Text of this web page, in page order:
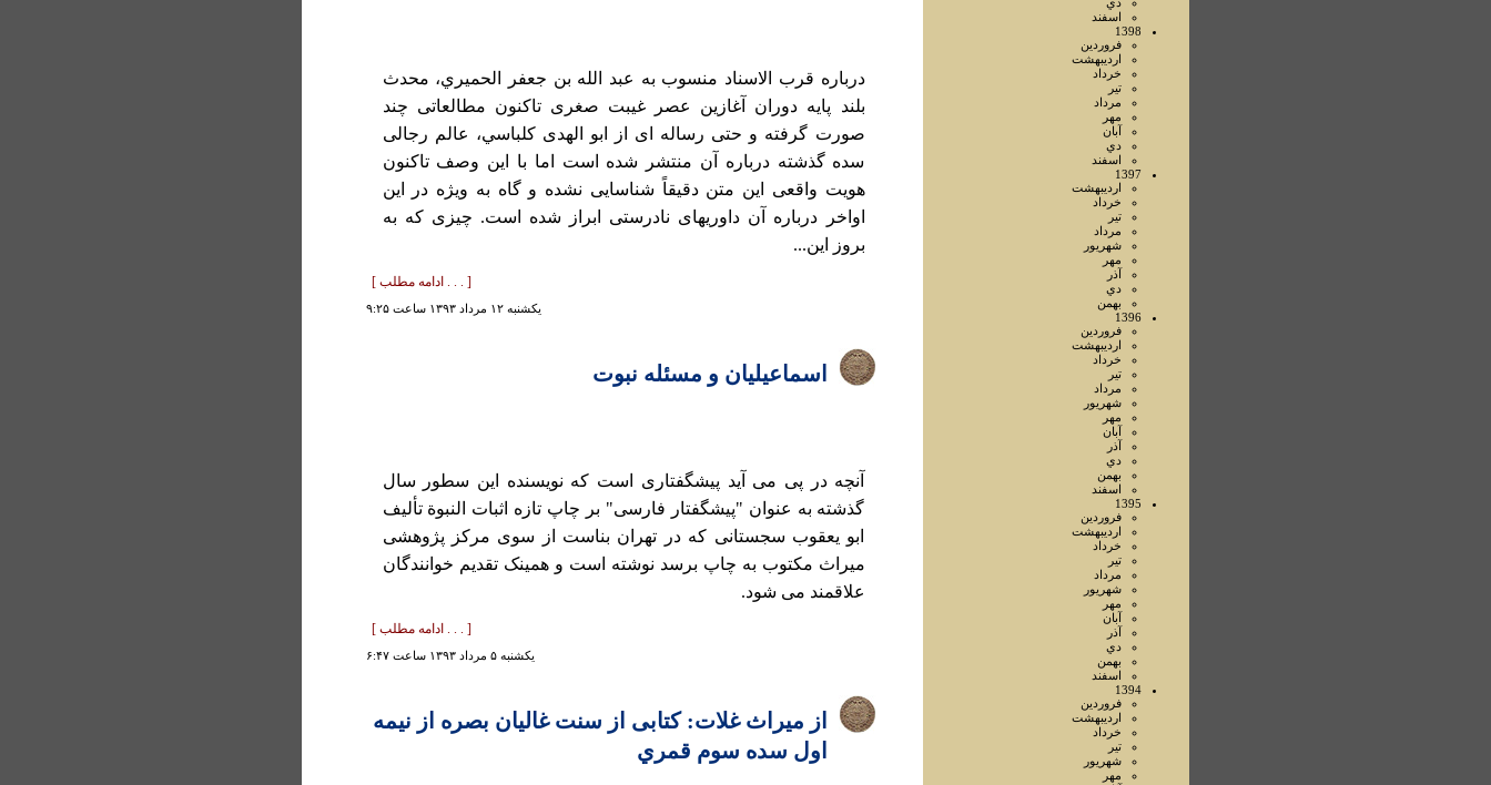
اسفند
1398
فروردين
ارديبهشت
خرداد
تير
مرداد
مهر
آبان
دي
اسفند
1397
ارديبهشت
خرداد
تير
مرداد
شهريور
مهر
آذر
دي
بهمن
1396
فروردين
ارديبهشت
خرداد
تير
مرداد
شهريور
مهر
آبان
آذر
دي
بهمن
اسفند
1395
فروردين
ارديبهشت
خرداد
تير
مرداد
شهريور
مهر
آبان
آذر
دي
بهمن
اسفند
1394
فروردين
ارديبهشت
خرداد
تير
شهريور
مهر
درباره قرب الاسناد منسوب به عبد الله بن جعفر الحميري، محدث
بلند پایه دوران آغازين عصر غيبت صغری تاکنون مطالعاتی چند
صورت گرفته و حتی رساله ای از ابو الهدی کلباسي، عالم رجالی
سده گذشته درباره آن منتشر شده است اما با اين وصف تاکنون
هويت واقعی اين متن دقيقاً شناسايی نشده و گاه به ويژه در اين
اواخر درباره آن داوريهای نادرستی ابراز شده است. چيزی که به
بروز اين...
[ . . . ادامه مطلب ]
يكشنبه ۱۲ مرداد ۱۳۹۳ ساعت ۹:۲۵
اسماعيليان و مسئله نبوت
آنچه در پی می آيد پيشگفتاری است که نويسنده اين سطور سال
گذشته به عنوان "پيشگفتار فارسی" بر چاپ تازه اثبات النبوة تأليف
ابو يعقوب سجستانی که در تهران بناست از سوی مرکز پژوهشی
ميراث مکتوب به چاپ برسد نوشته است و همينک تقديم خوانندگان
علاقمند می شود.
[ . . . ادامه مطلب ]
يكشنبه ۵ مرداد ۱۳۹۳ ساعت ۶:۴۷
از ميراث غلات: کتابی از سنت غاليان بصره از نيمه
اول سده سوم قمري